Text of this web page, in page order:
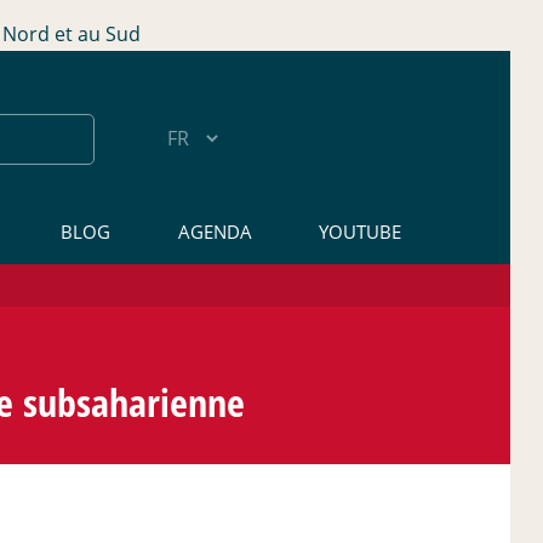
et au Sud
BLOG AGENDA YOUTUBE
subsaharienne